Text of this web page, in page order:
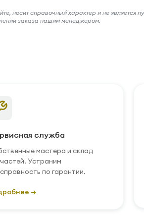
носит справочный характер и не является
заказа нашим менеджером.
служба
мастера и склад
Устраним
по гарантии.
→